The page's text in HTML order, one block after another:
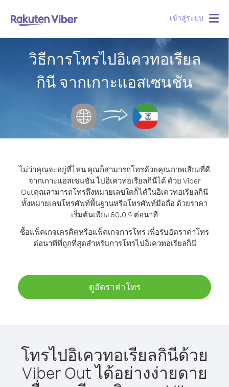
เข้าสู่ระบบ
วิธีการโทรไปอิเควทอเรียล
กินี จากเกาะแอสเซนชัน
ไม่ว่าคุณจะอยู่ที่ไหน คุณก็สามารถโทรด้วยคุณภาพเสียงที่ดี
จากเกาะแอสเซนชัน ไปอิเควทอเรียลกินีได้ ด้วย Viber
Outคุณสามารถโทรถึงหมายเลขใดก็ได้ในอิเควทอเรียลกินี
ทั้งหมายเลขโทรศัพท์พื้นฐานหรือโทรศัพท์มือถือ ด้วยราคา
เริ่มต้นเพียง 60.0 ¢ ต่อนาที
ซื้อแพ็คเกจเครดิตหรือแพ็คเกจการโทร เพื่อรับอัตราค่าโทร
ต่อนาทีที่ถูกที่สุดสำหรับการโทรไปอิเควทอเรียลกินี
ดูอัตราค่าโทร
โทรไปอิเควทอเรียลกินีด้วย
Viber Out ได้อย่างง่ายดาย